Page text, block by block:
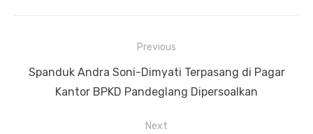
pos
Previous
Previous
Spanduk Andra Soni-Dimyati Terpasang di Pagar
Kantor BPKD Pandeglang Dipersoalkan
Next